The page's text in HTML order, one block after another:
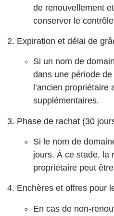
de renouvellement et
conserver le
Expiration et délai de
Si un nom de
dans une période
l’ancien
supplémentaires.
Phase de rachat (30
Si le nom de
jours. À ce stade, la
propriétaire peut
Enchères et offres pour
En cas de non-